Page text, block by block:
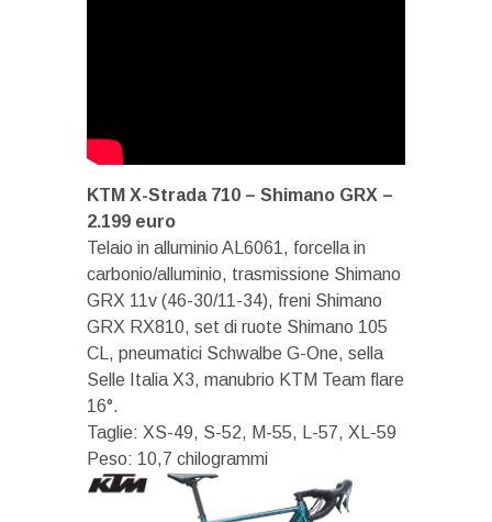
KTM X-Strada 710 – Shimano GRX –
2.199 euro
Telaio in alluminio AL6061, forcella in
carbonio/alluminio, trasmissione Shimano
GRX 11v (46-30/11-34), freni Shimano
GRX RX810, set di ruote Shimano 105
CL, pneumatici Schwalbe G-One, sella
Selle Italia X3, manubrio KTM Team flare
16°.
Taglie: XS-49, S-52, M-55, L-57, XL-59
Peso: 10,7 chilogrammi